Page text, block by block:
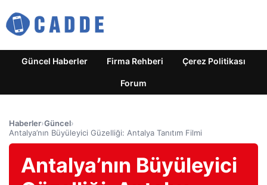
Güncel Haberler Firma Rehberi Çerez Politikası
Forum
Haberler›Güncel›
Antalya’nın Büyüleyici Güzelliği: Antalya Tanıtım Filmi
Antalya’nın Büyüleyici